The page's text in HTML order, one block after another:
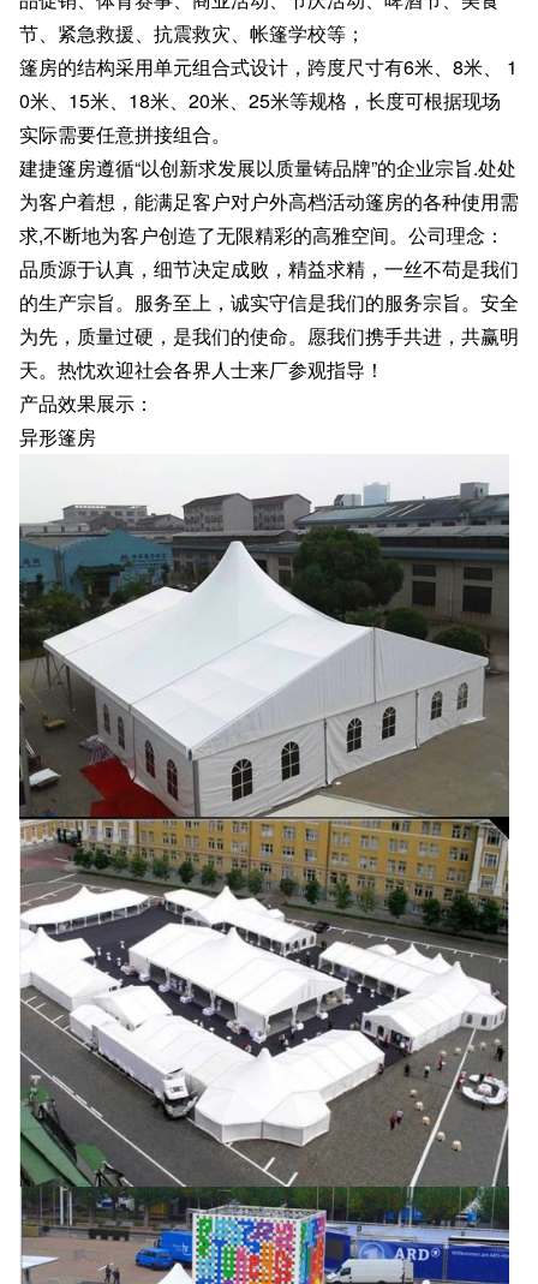
节、紧急救援、抗震救灾、帐篷学校等；
篷房的结构采用单元组合式设计，跨度尺寸有6米、8米、 1
0米、15米、18米、20米、25米等规格，长度可根据现场
实际需要任意拼接组合。
建捷篷房遵循“以创新求发展以质量铸品牌”的企业宗旨.处处
为客户着想，能满足客户对户外高档活动篷房的各种使用需
求,不断地为客户创造了无限精彩的高雅空间。公司理念：
品质源于认真，细节决定成败，精益求精，一丝不苟是我们
的生产宗旨。服务至上，诚实守信是我们的服务宗旨。安全
为先，质量过硬，是我们的使命。愿我们携手共进，共赢明
天。热忱欢迎社会各界人士来厂参观指导！
产品效果展示：
异形篷房